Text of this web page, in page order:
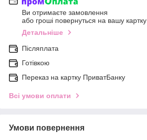
Ви отримаєте замовлення
або гроші повернуться на вашу картку
Детальніше
Післяплата
Готівкою
Переказ на картку ПриватБанку
Всі умови оплати
Умови повернення